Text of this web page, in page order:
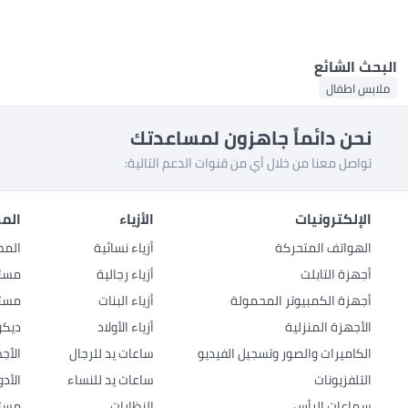
البحث الشائع
ملابس اطفال
نحن دائماً جاهزون لمساعدتك
تواصل معنا من خلال أي من قنوات الدعم التالية:
الإلكترونيات
الهواتف المتحركة
أجهزة التابلت
أجهزة الكمبيوتر المحمولة
الأجهزة المنزلية
الكاميرات والصور وتسجيل الفيديو
التلفزيونات
الأزياء
أزياء نسائية
أزياء رجالية
أزياء البنات
أزياء الأولاد
ساعات يد للرجال
ساعات يد للنساء